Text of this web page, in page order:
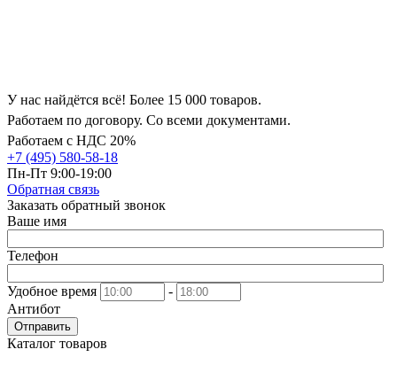
У нас найдётся всё! Более 15 000 товаров.
Работаем по договору. Со всеми документами.
Работаем с НДС 20%
+7 (495) 580-58-18
Пн-Пт 9:00-19:00
Обратная связь
Заказать обратный звонок
Ваше имя
Телефон
Удобное время
-
Антибот
Отправить
Каталог товаров